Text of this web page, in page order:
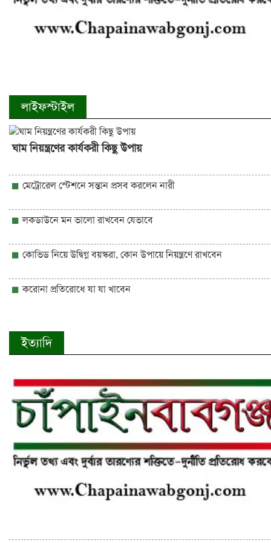
লাইফস্টাইল
ঘাম নিয়ন্ত্রণের কার্যকরী কিছু উপায়
মেট্রোরেল স্টেশনে সন্তান প্রসব করলেন নারী
লকডাউনে মন ভালো রাখবেন যেভাবে
কোভিড নিয়ে উদ্বিগ্ন বয়স্করা, কোন উপায়ে নিয়ন্ত্রণে রাখবেন
করোনা প্রতিরোধে যা যা খাবেন
ইত্যাদি